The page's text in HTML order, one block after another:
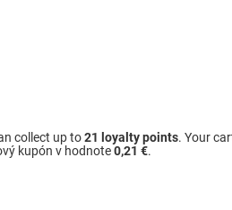
collect up to21 loyalty points. Your
kupón v hodnote0,21 €.